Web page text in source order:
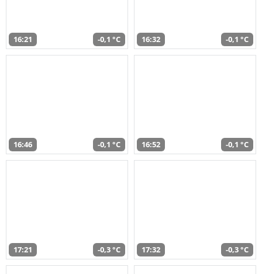
16:21 -0,1 °C 16:32 -0,1 °C
16:46 -0,1 °C 16:52 -0,1 °C
17:21 -0,3 °C 17:32 -0,3 °C